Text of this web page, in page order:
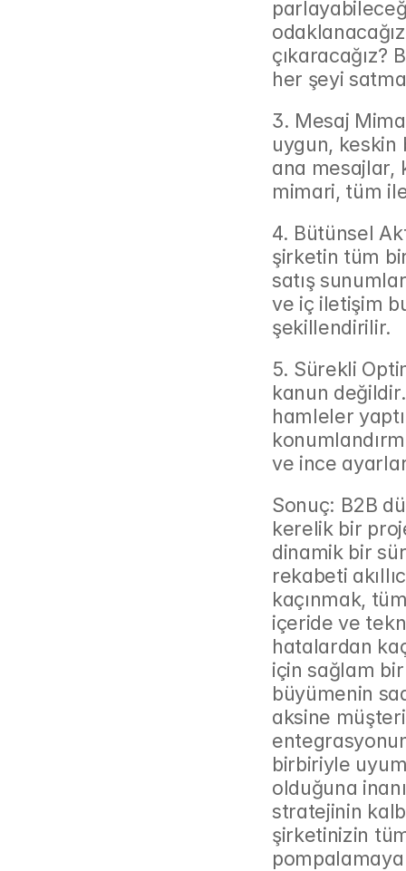
çıkaracağız?
her şeyi
3. Mesaj
uygun,
ana mesajlar,
mimari, tüm
4. Bütünsel
şirketin tüm
satış
ve iç iletişim
şekillendirilir.
5. Sürekli
kanun
hamleler
ve ince
Sonuç: B2B
kerelik bir
dinamik bir
rekabeti
kaçınmak,
içeride ve
hatalardan
için sağlam
büyümenin
aksine
birbiriyle
olduğuna
stratejinin
şirketinizin
pompalamaya